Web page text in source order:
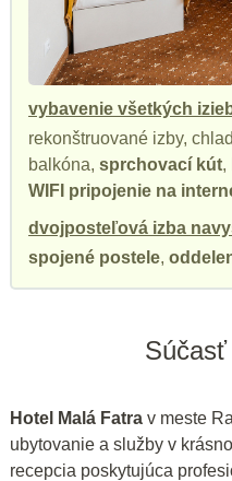
vybavenie všetkých
rekonštruované izby,
balkóna, sprchovací kút,
WIFI pripojenie na
dvojposteľová izba
spojené postele,
Súčasť
Hotel Malá Fatra v meste
ubytovanie a služby v
recepcia poskytujúca